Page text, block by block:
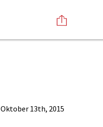
Oktober 13th, 2015